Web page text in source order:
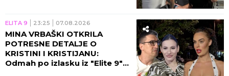
ELITA 9 23:25 07.08.2026
MINA VRBAŠKI OTKRILA
POTRESNE DETALJE O
KRISTINI I KRISTIJANU:
Odmah po izlasku iz "Elite 9"